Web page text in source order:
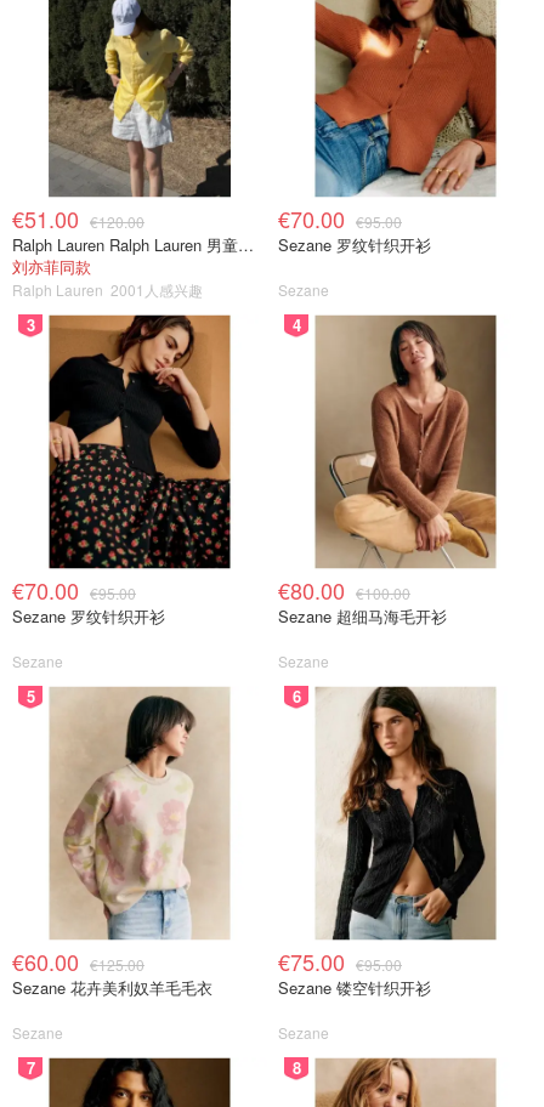
这款全新DOCTOR BABOR LIFTING双效眼部护理霜凭借
2.5%的四肽复合物和龙胆根提取物，能够有效 抚平眼周肌
，对减少黑眼圈和浮肿 也很有效果~
实拍
双头日夜分工合作~👍＋泵头设计干净又卫生！妥妥安心！
日用眼霜添加了透明质酸和咖啡因，
保湿并提亮眼周，消水
而晚间眼霜则通过维生素F和高品质油类等滋养成分，在你
睡觉时为肌肤带来修复， 滋润消除眼纹！
€51.00 €120.00
Ralph Lauren Ralph Lauren 男童亚麻衬衫
刘亦菲同款
Ralph Lauren 2001人感兴趣
€70.00 €95.00
Sezane 罗纹针织开衫
Sezane
3
€70.00 €95.00
Sezane 罗纹针织开衫
Sezane
4
€80.00 €100.00
Sezane 超细马海毛开衫
Sezane
5
€60.00 €125.00
Sezane 花卉美利奴羊毛毛衣
Sezane
6
€75.00 €95.00
Sezane 镂空针织开衫
Sezane
7 8